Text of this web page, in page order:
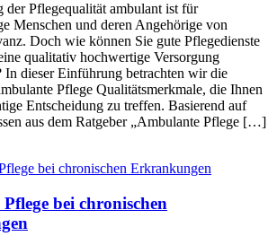
der Pflegequalität ambulant ist für
Menschen und deren Angehörige von
Doch wie können Sie gute Pflegedienste
qualitativ hochwertige Versorgung
In dieser Einführung betrachten wir die
Pflege Qualitätsmerkmale, die Ihnen
Entscheidung zu treffen. Basierend auf
aus dem Ratgeber „Ambulante Pflege […]
bei chronischen